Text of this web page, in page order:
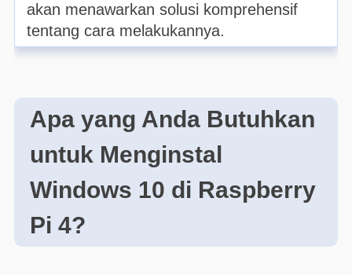
akan menawarkan solusi komprehensif
tentang cara melakukannya.
Apa yang Anda Butuhkan
untuk Menginstal
Windows 10 di Raspberry
Pi 4?